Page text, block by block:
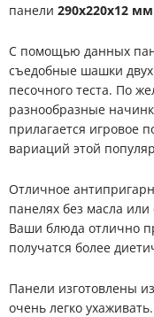
панели 290х220х12 мм
С помощью данных
съедобные шашки
песочного теста. По
разнообразные
прилагается игровое
вариаций этой
Отличное
панелях без масла
Ваши блюда отлично
получатся более
Панели изготовлены
очень легко